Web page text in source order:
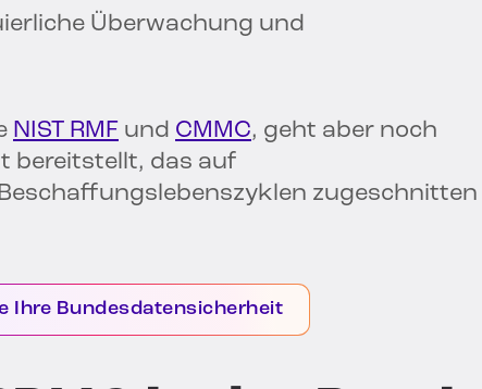
Überwachung und
NIST RMF und CMMC, geht aber noch
bereitstellt, das auf
zugeschnitten
Ihre Bundesdatensicherheit